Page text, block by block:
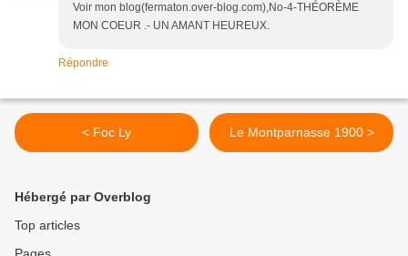
Voir mon blog(fermaton.over-blog.com),No-4-THÉORÈME
MON COEUR .- UN AMANT HEUREUX.
Répondre
< Foc Ly Le Montparnasse 1900 >
Hébergé par Overblog
Top articles